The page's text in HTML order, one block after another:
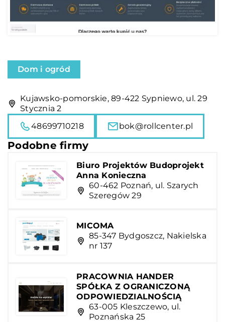
Dom i ogród
Kujawsko-pomorskie, 89-422 Sypniewo, ul. 29
Stycznia 2
48699710218
bok@rollcenter.pl
Podobne firmy
Biuro Projektów Budoprojekt
Anna Konieczna
60-462 Poznań, ul. Szarych
Szeregów 29
MICOMA
85-347 Bydgoszcz, Nakielska
nr 137
PRACOWNIA HANDER
SPÓŁKA Z OGRANICZONĄ
ODPOWIEDZIALNOŚCIĄ
63-005 Kleszczewo, ul.
Poznańska 25